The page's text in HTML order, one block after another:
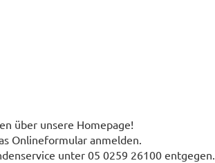
über unsere Homepage!
Onlineformular anmelden.
unter 05 0259 26100 entgegen.